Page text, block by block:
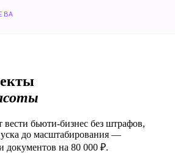
вести бьюти-бизнес без штрафов,
до масштабирования —
документов на 80 000 ₽.